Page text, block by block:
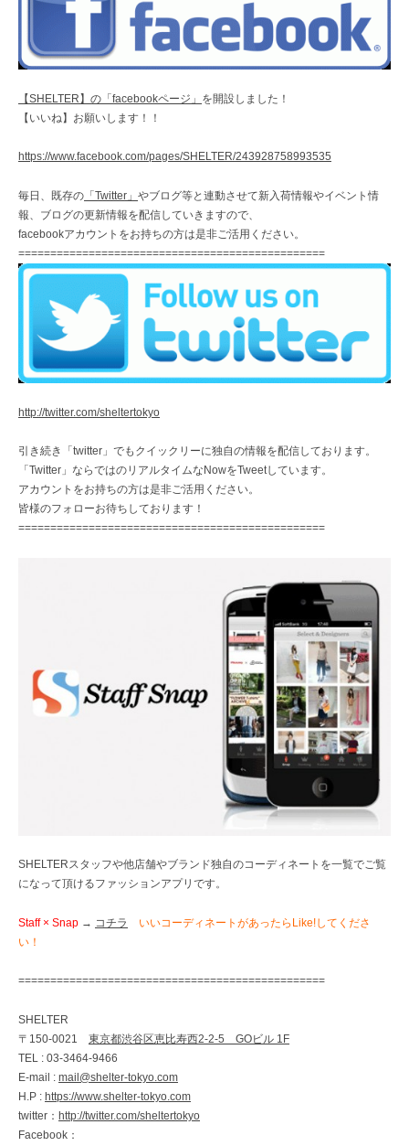
【SHELTER】の「facebookページ」 を開設しました！
【いいね】お願いします！！
https://www.facebook.com/pages/SHELTER/243928758993535
毎日、既存の 「Twitter」 やブログ等と連動させて新入荷情報やイベント情
報、ブログの更新情報を配信していきますので、
facebookアカウントをお持ちの方は是非ご活用ください。
================================================
http://twitter.com/sheltertokyo
引き続き「twitter」でもクイックリーに独自の情報を配信しております。
「Twitter」ならではのリアルタイムなNowをTweetしています。
アカウントをお持ちの方は是非ご活用ください。
皆様のフォローお待ちしております！
================================================
SHELTERスタッフや他店舗やブランド独自のコーディネートを一覧でご覧
になって頂けるファッションアプリです。
Staff × Snap → コチラ
いいコーディネートがあったらLike!してくださ
い！
================================================
SHELTER
〒150-0021 東京都渋谷区恵比寿西2-2-5 GOビル 1F
TEL : 03-3464-9466
E-mail : mail@shelter-tokyo.com
H.P : https://www.shelter-tokyo.com
twitter： http://twitter.com/sheltertokyo
Facebook：